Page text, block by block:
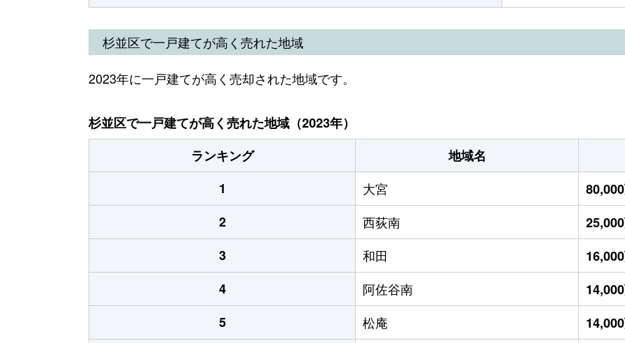
杉並区で一戸建てが高く売れた地域
2023年に一戸建てが高く売却された地域です。
杉並区で一戸建てが高く売れた地域（2023年）
ランキング
地域名
1
大宮
2
西荻南
3
和田
4
阿佐谷南
5
松庵